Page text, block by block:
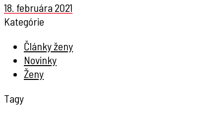
18. februára 2021
Kategórie
Články ženy
Novinky
Ženy
Tagy